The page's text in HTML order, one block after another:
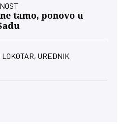
tamo, ponovo u
UREDNIK